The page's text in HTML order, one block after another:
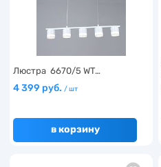
Люстра 6670/5 WT…
4 399 руб. / шт
в корзину